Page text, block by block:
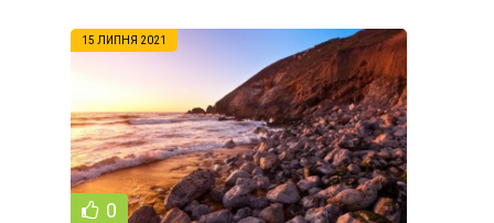
15 ЛИПНЯ 2021
0